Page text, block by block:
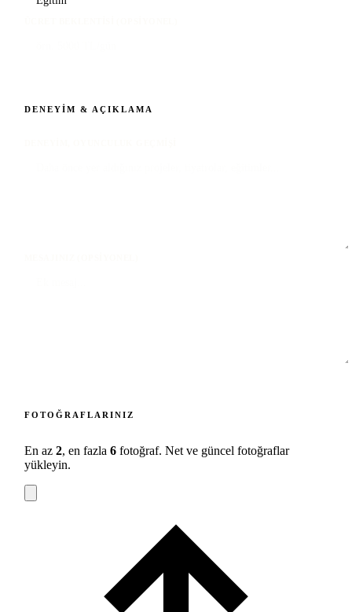
DENEYIM & AÇIKLAMA
FOTOĞRAFLARINIZ
En az 2, en fazla 6 fotoğraf. Net ve güncel fotoğraflar
yükleyin.